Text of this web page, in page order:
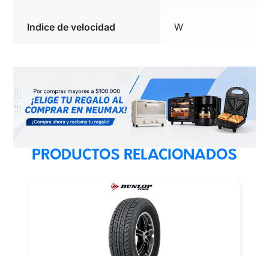
Indice de velocidad W
PRODUCTOS RELACIONADOS